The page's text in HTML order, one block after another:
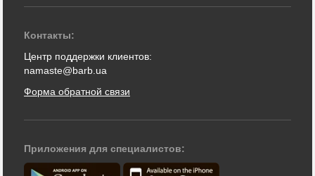
Контакты:
Центр поддержки клиентов:
namaste@barb.ua
Форма обратной связи
Приложения для специалистов: